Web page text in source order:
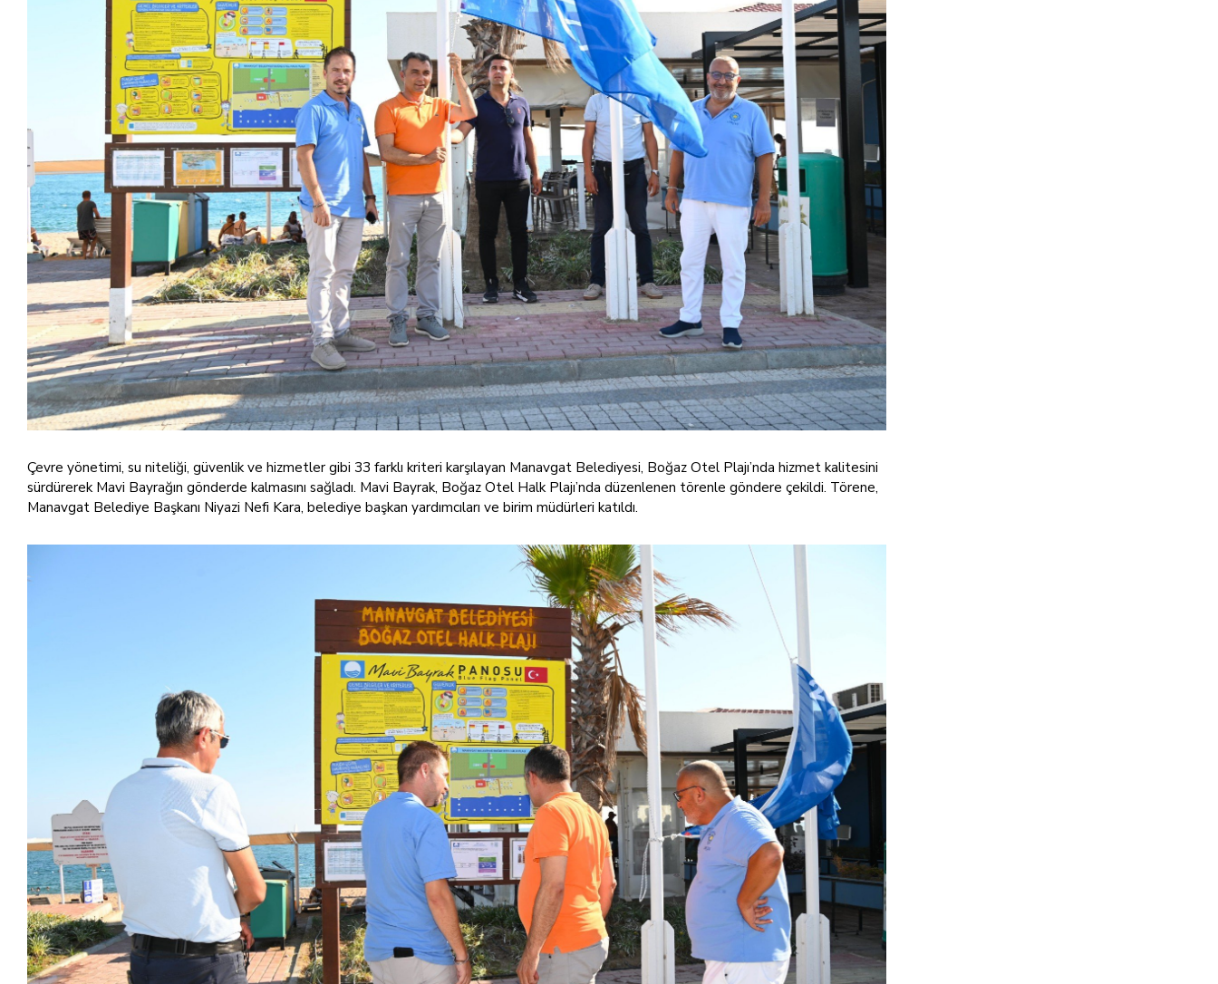
Çevre yönetimi, su niteliği, güvenlik ve hizmetler gibi 33 farklı kriteri karşılayan Manavgat Belediyesi, Boğaz Otel Plajı’nda hizmet kalitesini
sürdürerek Mavi Bayrağın gönderde kalmasını sağladı. Mavi Bayrak, Boğaz Otel Halk Plajı’nda düzenlenen törenle göndere çekildi. Törene,
Manavgat Belediye Başkanı Niyazi Nefi Kara, belediye başkan yardımcıları ve birim müdürleri katıldı.